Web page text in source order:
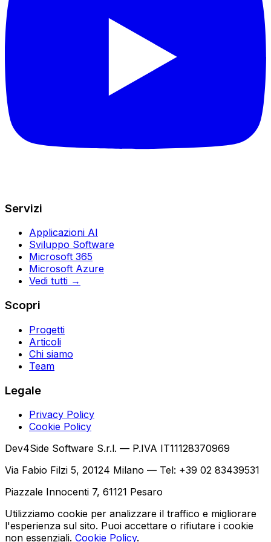
Servizi
Applicazioni AI
Sviluppo Software
Microsoft 365
Microsoft Azure
Vedi tutti →
Scopri
Progetti
Articoli
Chi siamo
Team
Legale
Privacy Policy
Cookie Policy
Dev4Side Software S.r.l. — P.IVA IT11128370969
Via Fabio Filzi 5, 20124 Milano — Tel: +39 02 83439531
Piazzale Innocenti 7, 61121 Pesaro
Utilizziamo cookie per analizzare il traffico e migliorare
l'esperienza sul sito. Puoi accettare o rifiutare i cookie
non essenziali. Cookie Policy.